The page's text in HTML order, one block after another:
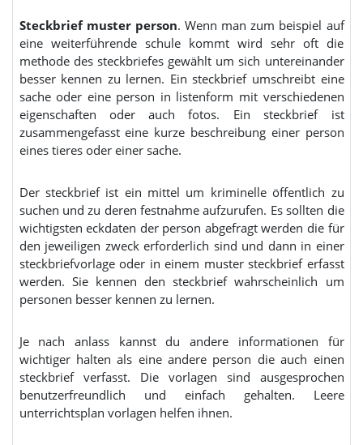
Steckbrief muster person. Wenn man zum beispiel auf
eine weiterführende schule kommt wird sehr oft die
methode des steckbriefes gewählt um sich untereinander
besser kennen zu lernen. Ein steckbrief umschreibt eine
sache oder eine person in listenform mit verschiedenen
eigenschaften oder auch fotos. Ein steckbrief ist
zusammengefasst eine kurze beschreibung einer person
eines tieres oder einer sache.
Der steckbrief ist ein mittel um kriminelle öffentlich zu
suchen und zu deren festnahme aufzurufen. Es sollten die
wichtigsten eckdaten der person abgefragt werden die für
den jeweiligen zweck erforderlich sind und dann in einer
steckbriefvorlage oder in einem muster steckbrief erfasst
werden. Sie kennen den steckbrief wahrscheinlich um
personen besser kennen zu lernen.
Je nach anlass kannst du andere informationen für
wichtiger halten als eine andere person die auch einen
steckbrief verfasst. Die vorlagen sind ausgesprochen
benutzerfreundlich und einfach gehalten. Leere
unterrichtsplan vorlagen helfen ihnen.